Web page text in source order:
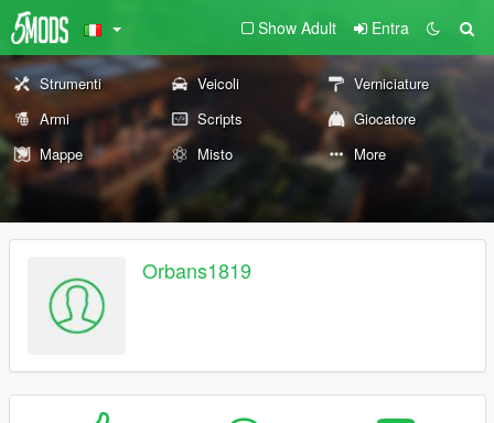
Show Adult Entra
Strumenti Veicoli
Verniciature
Armi
Scripts
Giocatore
Mappe
Misto More
Orbans1819